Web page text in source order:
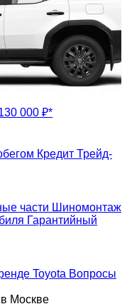
000 ₽*
Кредит Трейд-
части Шиномонтаж
Гарантийный
Toyota Вопросы
Москве